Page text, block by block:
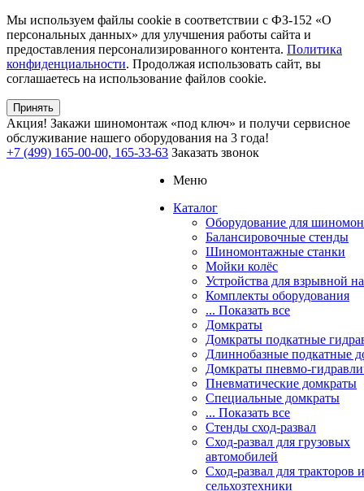
Мы используем файлы cookie в соответствии с ФЗ-152 «О
персональных данных» для улучшения работы сайта и
предоставления персонализированного контента. Политика
конфиденциальности. Продолжая использовать сайт, вы
соглашаетесь на использование файлов cookie.
Принять
Акция! Закажи шиномонтаж «под ключ» и получи сервисное
обслуживание нашего оборудования на 3 года!
+7 (499) 165-00-00, 165-33-63 Заказать звонок
Меню
Каталог
Оборудование для
Балансировочные стенды
Шиномонтажные станки
Мойки колёс
Устройства для взрывной
Комплекты оборудования
... Показать все
Домкраты
Домкраты подкатные
Длиннобазные подкатные
Домкраты пневмо-
Пневматические домкраты
Специальные домкраты
... Показать все
Стенды сход-развал
Сход-развал для грузовых
автомобилей
Сход-развал для тракторов и
сельхозтехники